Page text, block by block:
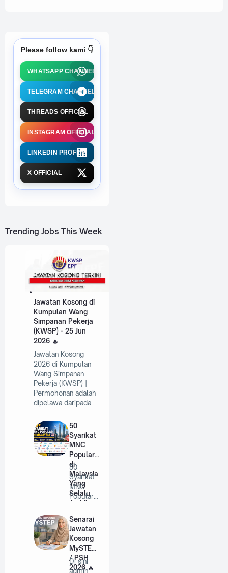
Please follow kami 👇
WHATSAPP CHANNEL
TELEGRAM CHANNEL
THREADS OFFICIAL
INSTAGRAM OFFICIAL
LINKEDIN PROFILE
X OFFICIAL
Trending Jobs This Week
Jawatan Kosong di
Kumpulan Wang
Simpanan Pekerja
(KWSP) - 25 Jun
2026
Jawatan Kosong
2026 di Kumpulan
Wang Simpanan
Pekerja (KWSP) |
Permohonan adalah
dipelawa daripada…
50
Syarikat
MNC
Popular
di
Malaysia
Yang
Selalu
Ambil
Tahun
2026
50
Syarikat
MNC
Popular
Malaysia
Yang
Selalu
A…
Senarai
Jawatan
Kosong
MySTEP
/ PSH
2026
Di sini
admin